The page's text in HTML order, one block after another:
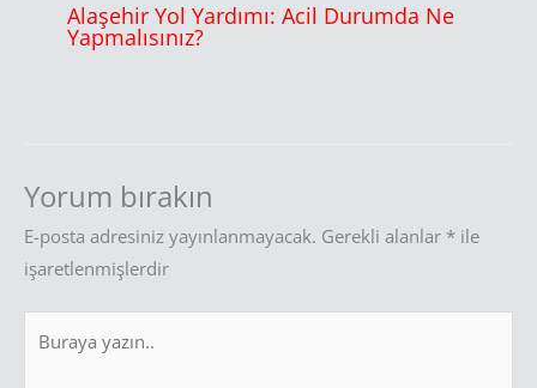
Alaşehir Yol Yardımı: Acil Durumda Ne
Yapmalısınız?
Yorum bırakın
E-posta adresiniz yayınlanmayacak. Gerekli alanlar * ile
işaretlenmişlerdir